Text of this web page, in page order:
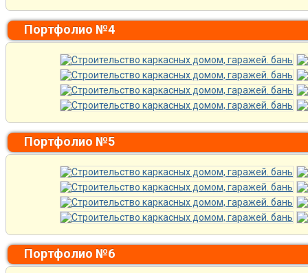
Портфолио №4
Портфолио №5
Портфолио №6